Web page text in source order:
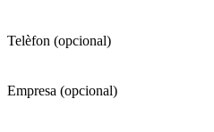
Telèfon (opcional)
Empresa (opcional)